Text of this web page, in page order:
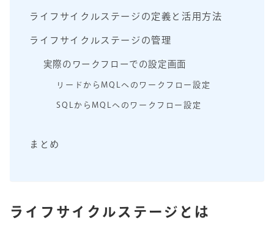
ライフサイクルステージの定義と活用方法
ライフサイクルステージの管理
実際のワークフローでの設定画面
リードからMQLへのワークフロー設定
SQLからMQLへのワークフロー設定
まとめ
ライフサイクルステージとは